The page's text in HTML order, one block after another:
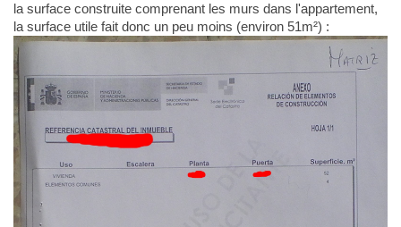
la surface construite comprenant les murs dans l'appartement,
la surface utile fait donc un peu moins (environ 51m²) :